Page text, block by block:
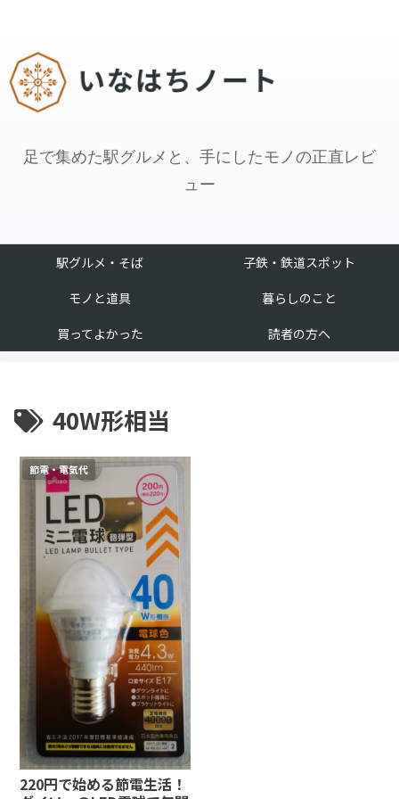
足で集めた駅グルメと、手にしたモノの正直レビ
ュー
駅グルメ・そば
子鉄・鉄道スポット
モノと道具
暮らしのこと
買ってよかった
読者の方へ
40W形相当
節電・電気代
220円で始める節電生活！